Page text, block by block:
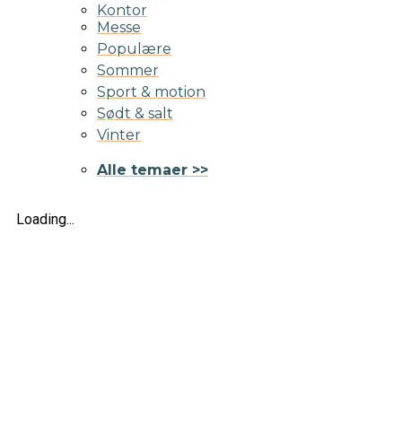
Kontor
Messe
Populære
Sommer
Sport & motion
Sødt & salt
Vinter
Alle temaer >>
Loading...